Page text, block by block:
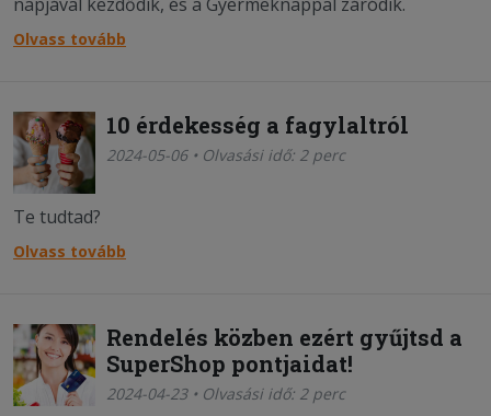
Olvass tovább
10 érdekesség a fagylaltról
2024-05-06 • Olvasási idő: 2 perc
Te tudtad?
Olvass tovább
Rendelés közben ezért gyűjtsd a
SuperShop pontjaidat!
2024-04-23 • Olvasási idő: 2 perc